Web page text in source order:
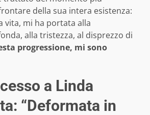
della sua intera esistenza:
vita, mi ha portata alla
alla tristezza, al disprezzo di
progressione, mi sono
a Linda
“Deformata in